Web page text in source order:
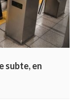
subte, en